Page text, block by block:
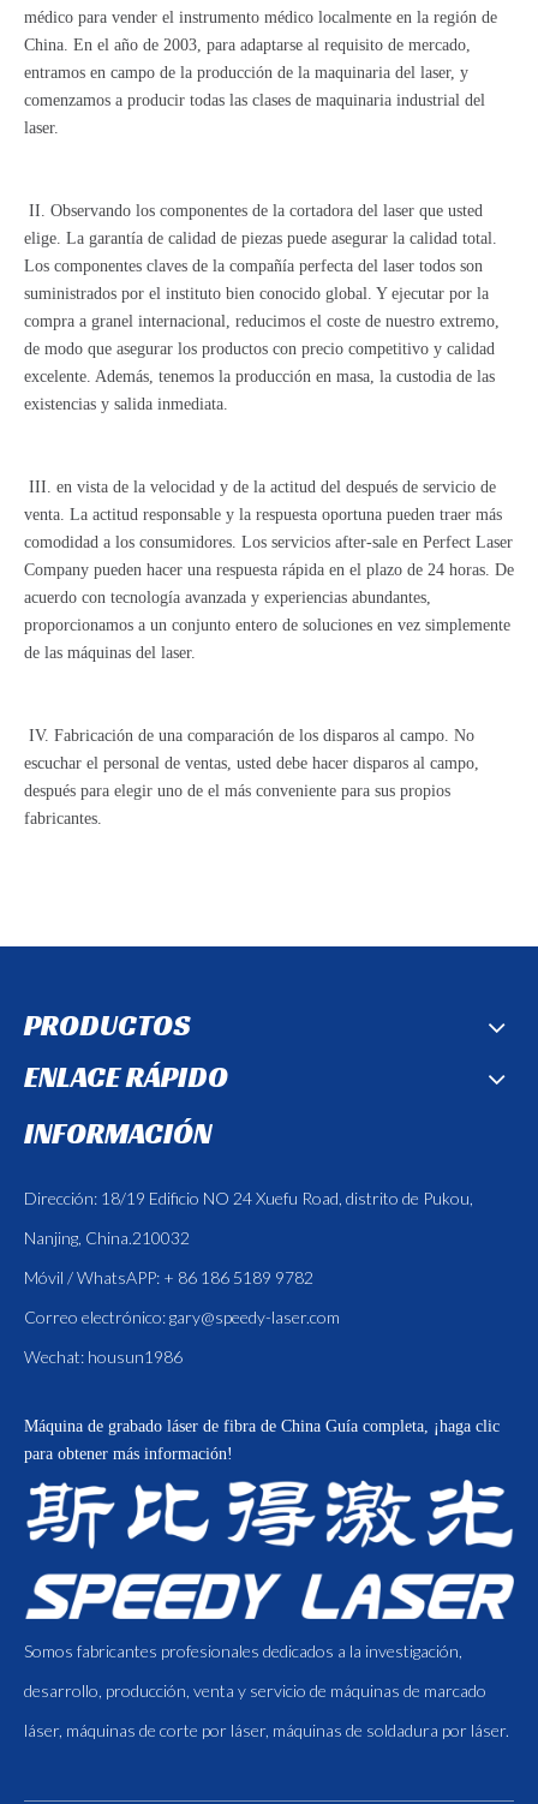
médico para vender el instrumento médico localmente en la región de
China. En el año de 2003, para adaptarse al requisito de mercado,
entramos en campo de la producción de la maquinaria del laser, y
comenzamos a producir todas las clases de maquinaria industrial del
laser.
II. Observando los componentes de la cortadora del laser que usted
elige. La garantía de calidad de piezas puede asegurar la calidad total.
Los componentes claves de la compañía perfecta del laser todos son
suministrados por el instituto bien conocido global. Y ejecutar por la
compra a granel internacional, reducimos el coste de nuestro extremo,
de modo que asegurar los productos con precio competitivo y calidad
excelente. Además, tenemos la producción en masa, la custodia de las
existencias y salida inmediata.
III. en vista de la velocidad y de la actitud del después de servicio de
venta. La actitud responsable y la respuesta oportuna pueden traer más
comodidad a los consumidores. Los servicios after-sale en Perfect Laser
Company pueden hacer una respuesta rápida en el plazo de 24 horas. De
acuerdo con tecnología avanzada y experiencias abundantes,
proporcionamos a un conjunto entero de soluciones en vez simplemente
de las máquinas del laser.
IV. Fabricación de una comparación de los disparos al campo. No
escuchar el personal de ventas, usted debe hacer disparos al campo,
después para elegir uno de el más conveniente para sus propios
fabricantes.
PRODUCTOS
ENLACE RÁPIDO
INFORMACIÓN
Dirección: 18/19 Edificio NO 24 Xuefu Road, distrito de Pukou,
Nanjing, China.210032
Móvil / WhatsAPP: + 86 186 5189 9782
Correo electrónico:gary@speedy-laser.com
Wechat: housun1986
Máquina de grabado láser de fibra de China Guía completa, ¡haga clic
para obtener más información!
Somos fabricantes profesionales dedicados a la investigación,
desarrollo, producción, venta y servicio de máquinas de marcado
láser, máquinas de corte por láser, máquinas de soldadura por láser.